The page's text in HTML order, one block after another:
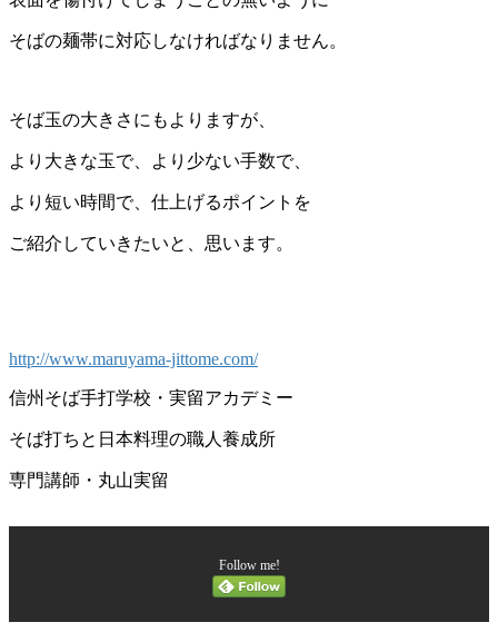
そばの麺帯に対応しなければなりません。
そば玉の大きさにもよりますが、
より大きな玉で、より少ない手数で、
より短い時間で、仕上げるポイントを
ご紹介していきたいと、思います。
http://www.maruyama-jittome.com/
信州そば手打学校・実留アカデミー
そば打ちと日本料理の職人養成所
専門講師・丸山実留
Follow me!